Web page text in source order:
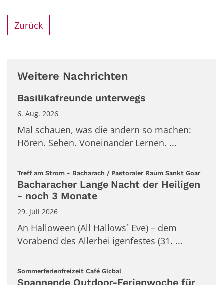
Zurück
Weitere Nachrichten
Basilikafreunde unterwegs
6. Aug. 2026
Mal schauen, was die andern so machen:
Hören. Sehen. Voneinander Lernen. ...
Treff am Strom - Bacharach / Pastoraler Raum Sankt Goar:
Bacharacher Lange Nacht der Heiligen
- noch 3 Monate
29. Juli 2026
An Halloween (All Hallows´ Eve) – dem
Vorabend des Allerheiligenfestes (31. ...
Sommerferienfreizeit Café Global:
Spannende Outdoor-Ferienwoche für